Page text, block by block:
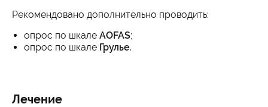
Рекомендовано дополнительно проводить:
опрос по шкале AOFAS;
опрос по шкале Грулье.
Лечение